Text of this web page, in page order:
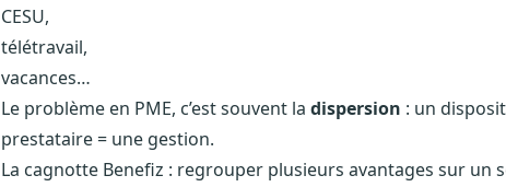
CESU,
télétravail,
vacances…
Le problème en PME, c’est souvent la dispersion : un
prestataire = une gestion.
La cagnotte Benefiz : regrouper plusieurs avantages sur un